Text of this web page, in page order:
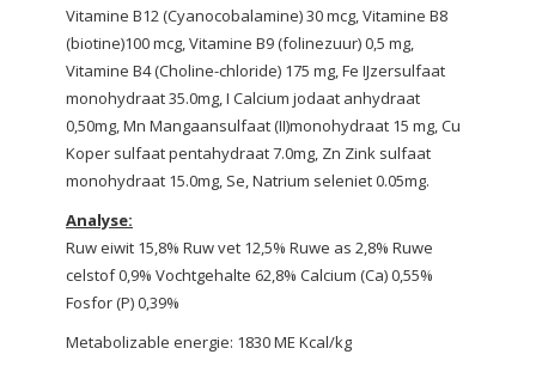
Vitamine B12 (Cyanocobalamine) 30 mcg, Vitamine B8
(biotine)100 mcg, Vitamine B9 (folinezuur) 0,5 mg,
Vitamine B4 (Choline-chloride) 175 mg, Fe IJzersulfaat
monohydraat 35.0mg, I Calcium jodaat anhydraat
0,50mg, Mn Mangaansulfaat (II)monohydraat 15 mg, Cu
Koper sulfaat pentahydraat 7.0mg, Zn Zink sulfaat
monohydraat 15.0mg, Se, Natrium seleniet 0.05mg.
Analyse:
Ruw eiwit 15,8% Ruw vet 12,5% Ruwe as 2,8% Ruwe
celstof 0,9% Vochtgehalte 62,8% Calcium (Ca) 0,55%
Fosfor (P) 0,39%
Metabolizable energie: 1830 ME Kcal/kg